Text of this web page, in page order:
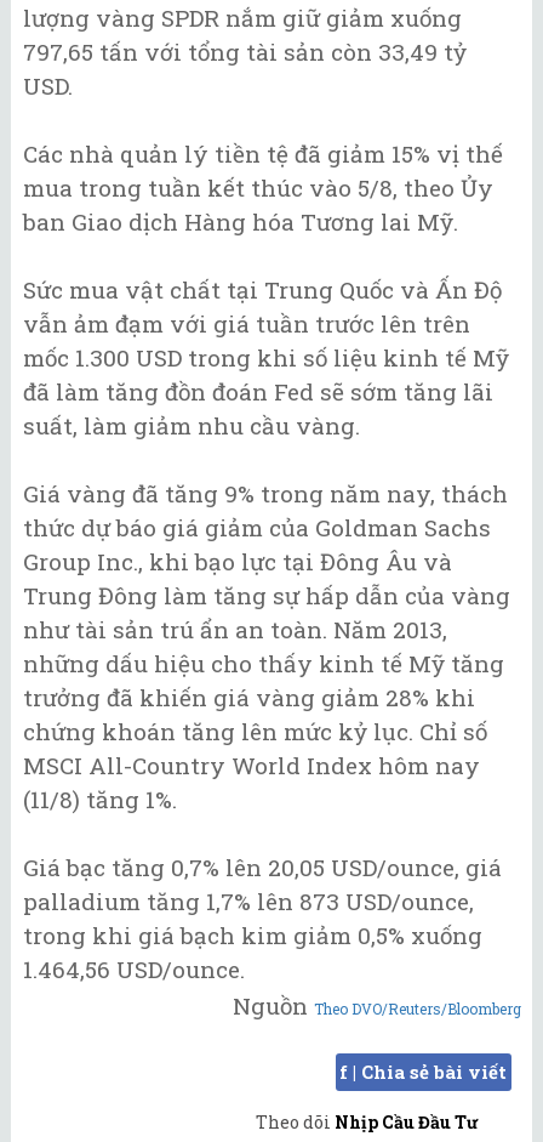
lượng vàng SPDR nắm giữ giảm xuống
797,65 tấn với tổng tài sản còn 33,49 tỷ
USD.
Các nhà quản lý tiền tệ đã giảm 15% vị thế
mua trong tuần kết thúc vào 5/8, theo Ủy
ban Giao dịch Hàng hóa Tương lai Mỹ.
Sức mua vật chất tại Trung Quốc và Ấn Độ
vẫn ảm đạm với giá tuần trước lên trên
mốc 1.300 USD trong khi số liệu kinh tế Mỹ
đã làm tăng đồn đoán Fed sẽ sớm tăng lãi
suất, làm giảm nhu cầu vàng.
Giá vàng đã tăng 9% trong năm nay, thách
thức dự báo giá giảm của Goldman Sachs
Group Inc., khi bạo lực tại Đông Âu và
Trung Đông làm tăng sự hấp dẫn của vàng
như tài sản trú ẩn an toàn. Năm 2013,
những dấu hiệu cho thấy kinh tế Mỹ tăng
trưởng đã khiến giá vàng giảm 28% khi
chứng khoán tăng lên mức kỷ lục. Chỉ số
MSCI All-Country World Index hôm nay
(11/8) tăng 1%.
Giá bạc tăng 0,7% lên 20,05 USD/ounce, giá
palladium tăng 1,7% lên 873 USD/ounce,
trong khi giá bạch kim giảm 0,5% xuống
1.464,56 USD/ounce.
Nguồn Theo DVO/Reuters/Bloomberg
f | Chia sẻ bài viết
Theo dõi Nhịp Cầu Đầu Tư